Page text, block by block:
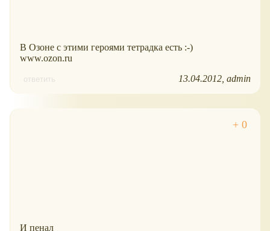
В Озоне с этими героями тетрадка есть :-)
www.ozon.ru
ответить 13.04.2012 admin
И пенал